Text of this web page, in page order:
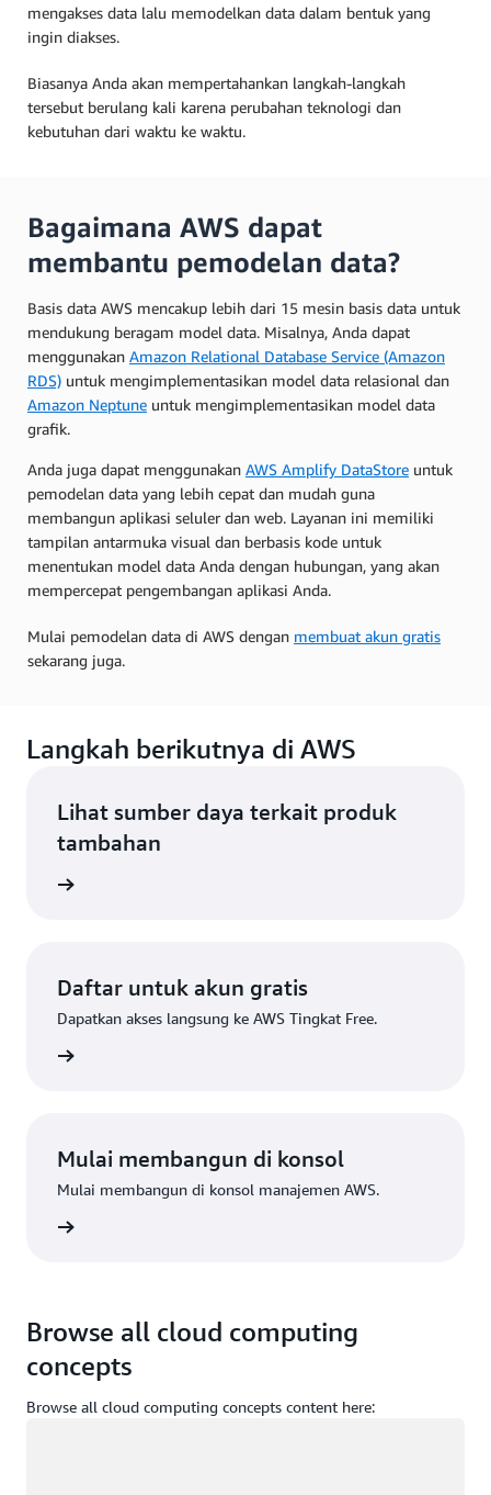
mengakses data lalu memodelkan data dalam bentuk yang
ingin diakses.
Biasanya Anda akan mempertahankan langkah-langkah
tersebut berulang kali karena perubahan teknologi dan
kebutuhan dari waktu ke waktu.
Bagaimana AWS dapat
membantu pemodelan data?
Basis data AWS mencakup lebih dari 15 mesin basis data untuk
mendukung beragam model data. Misalnya, Anda dapat
menggunakan Amazon Relational Database Service (Amazon
RDS) untuk mengimplementasikan model data relasional dan
Amazon Neptune untuk mengimplementasikan model data
grafik.
Anda juga dapat menggunakan AWS Amplify DataStore untuk
pemodelan data yang lebih cepat dan mudah guna
membangun aplikasi seluler dan web. Layanan ini memiliki
tampilan antarmuka visual dan berbasis kode untuk
menentukan model data Anda dengan hubungan, yang akan
mempercepat pengembangan aplikasi Anda.
Mulai pemodelan data di AWS dengan membuat akun gratis
sekarang juga.
Langkah berikutnya di AWS
Lihat sumber daya terkait produk
tambahan
Daftar untuk akun gratis
Dapatkan akses langsung ke AWS Tingkat Free.
Mulai membangun di konsol
Mulai membangun di konsol manajemen AWS.
Browse all cloud computing
concepts
Browse all cloud computing concepts content here: